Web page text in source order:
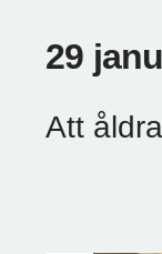
29
Att